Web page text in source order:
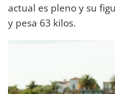
actual es pleno y su
y pesa 63 kilos.